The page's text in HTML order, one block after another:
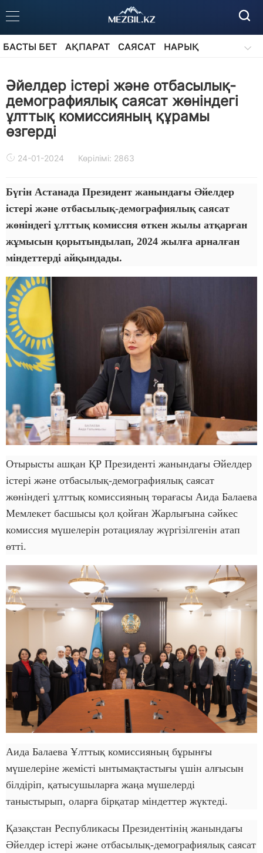
БАСТЫ БЕТ АҚПАРАТ САЯСАТ
НАРЫҚ
Әйелдер істері және отбасылық-
демографиялық саясат жөніндегі
ұлттық комиссияның құрамы
өзгерді
24-01-2024 Көрілімі: 2863
Бүгін Астанада Президент жанындағы Әйелдер
істері және отбасылық-демографиялық саясат
жөніндегі ұлттық комиссия өткен жылы атқарған
жұмысын қорытындылап, 2024 жылға арналған
міндеттерді айқындады.
Отырысты ашқан ҚР Президенті жанындағы Әйелдер
істері және отбасылық-демографиялық саясат
жөніндегі ұлттық комиссияның төрағасы Аида Балаева
Мемлекет басшысы қол қойған Жарлығына сәйкес
комиссия мүшелерін ротациялау жүргізілгенін атап
өтті.
Аида Балаева Ұлттық комиссияның бұрынғы
мүшелеріне жемісті ынтымақтастығы үшін алғысын
білдіріп, қатысушыларға жаңа мүшелерді
таныстырып, оларға бірқатар міндеттер жүктеді.
Қазақстан Республикасы Президентінің жанындағы
Әйелдер істері және отбасылық-демографиялық саясат